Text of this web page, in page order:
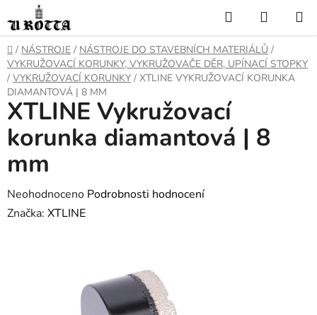
na
obsah
Hledat
KOŠÍK
DOMŮ
/ NÁSTROJE / NÁSTROJE DO STAVEBNÍCH MATERIÁLŮ /
VYKRUŽOVACÍ KORUNKY, VYKRUŽOVAČE DĚR, UPÍNACÍ STOPKY
/ VYKRUŽOVACÍ KORUNKY / XTLINE VYKRUŽOVACÍ KORUNKA
DIAMANTOVÁ | 8 MM
XTLINE Vykružovací
korunka diamantová | 8
mm
Průměrné
hodnocení
Neohodnoceno Podrobnosti hodnocení
Značka: XTLINE